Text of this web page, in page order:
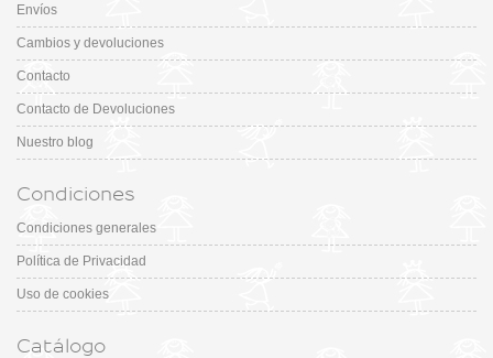
Envíos
Cambios y devoluciones
Contacto
Contacto de Devoluciones
Nuestro blog
Condiciones
Condiciones generales
Política de Privacidad
Uso de cookies
Catálogo